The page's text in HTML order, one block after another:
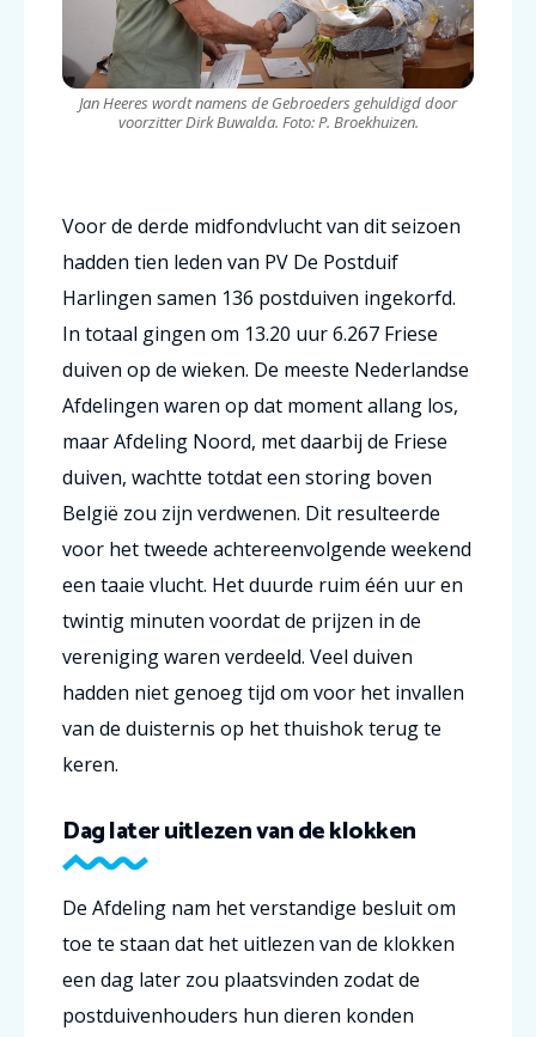
Jan Heeres wordt namens de Gebroeders gehuldigd door
voorzitter Dirk Buwalda. Foto: P. Broekhuizen.
Voor de derde midfondvlucht van dit seizoen
hadden tien leden van PV De Postduif
Harlingen samen 136 postduiven ingekorfd.
In totaal gingen om 13.20 uur 6.267 Friese
duiven op de wieken. De meeste Nederlandse
Afdelingen waren op dat moment allang los,
maar Afdeling Noord, met daarbij de Friese
duiven, wachtte totdat een storing boven
België zou zijn verdwenen. Dit resulteerde
voor het tweede achtereenvolgende weekend
een taaie vlucht. Het duurde ruim één uur en
twintig minuten voordat de prijzen in de
vereniging waren verdeeld. Veel duiven
hadden niet genoeg tijd om voor het invallen
van de duisternis op het thuishok terug te
keren.
Dag later uitlezen van de klokken
De Afdeling nam het verstandige besluit om
toe te staan dat het uitlezen van de klokken
een dag later zou plaatsvinden zodat de
postduivenhouders hun dieren konden